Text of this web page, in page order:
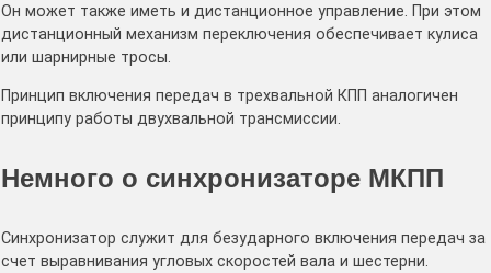
Он может также иметь и дистанционное управление. При этом
дистанционный механизм переключения обеспечивает кулиса
или шарнирные тросы.
Принцип включения передач в трехвальной КПП аналогичен
принципу работы двухвальной трансмиссии.
Немного о синхронизаторе МКПП
Синхронизатор служит для безударного включения передач за
счет выравнивания угловых скоростей вала и шестерни.